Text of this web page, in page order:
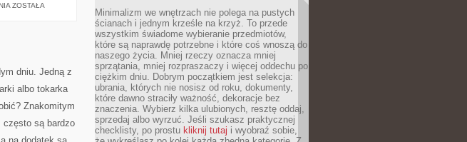
JAK
ZOSTAŁA
dniu. Jedną z
albo tokarka
Znakomitym
często są bardzo
Minimalizm we wnętrzach nie polega na pustych
ścianach i jednym krześle na krzyż. To przede
wszystkim świadome wybieranie przedmiotów,
które są naprawdę potrzebne i które coś wnoszą do
naszego życia. Mniej rzeczy oznacza mniej
sprzątania, mniej rozpraszaczy i więcej oddechu po
ciężkim dniu. Dobrym początkiem jest selekcja:
ubrania, których nie nosisz od roku, dokumenty,
które dawno straciły ważność, dekoracje bez
znaczenia. Wybierz kilka ulubionych, resztę oddaj,
sprzedaj albo wyrzuć. Jeśli szukasz praktycznej
checklisty, po prostu kliknij tutaj i wyobraź sobie,